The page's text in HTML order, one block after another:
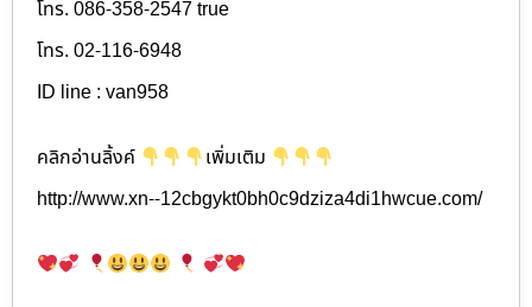
โทร. 086-358-2547 true
โทร. 02-116-6948
ID line : van958
คลิกอ่านลิ้งค์
เพิ่มเติม
http://www.xn--12cbgykt0bh0c9dziza4di1hwcue.com/